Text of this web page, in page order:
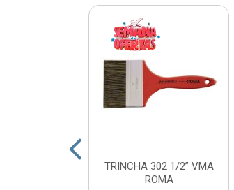
TRINCHA 302 1/2” VMA
ROMA